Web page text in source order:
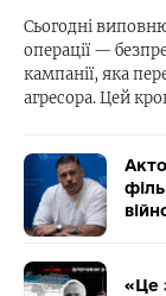
Сьогодні
операції —
кампанії, яка
агресора. Цей
«Це